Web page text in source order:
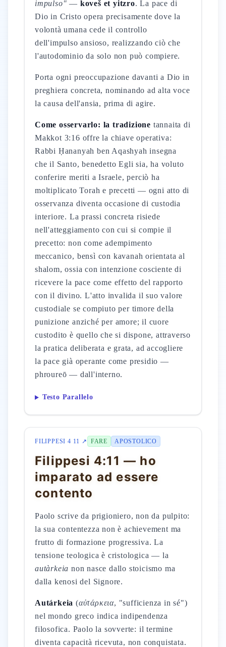
impulso" — koveš et yitzro. La pace di
Dio in Cristo opera precisamente dove la
volontà umana cede il controllo
dell'impulso ansioso, realizzando ciò che
l'autodominio da solo non può compiere.
Porta ogni preoccupazione davanti a Dio in
preghiera concreta, nominando ad alta voce
la causa dell'ansia, prima di agire.
Come osservarlo: la tradizione tannaita di
Makkot 3:16 offre la chiave operativa:
Rabbi Ḥananyah ben Aqashyah insegna
che il Santo, benedetto Egli sia, ha voluto
conferire meriti a Israele, perciò ha
moltiplicato Torah e precetti — ogni atto di
osservanza diventa occasione di custodia
interiore. La prassi concreta risiede
nell'atteggiamento con cui si compie il
precetto: non come adempimento
meccanico, bensì con kavanah orientata al
shalom, ossia con intenzione cosciente di
ricevere la pace come effetto del rapporto
con il divino. L'atto invalida il suo valore
custodiale se compiuto per timore della
punizione anziché per amore; il cuore
custodito è quello che si dispone, attraverso
la pratica deliberata e grata, ad accogliere
la pace già operante come presidio —
phroureō — dall'interno.
Testo Parallelo
FILIPPESI 4 11 ↗ FARE APOSTOLICO
Filippesi 4:11 — ho
imparato ad essere
contento
Paolo scrive da prigioniero, non da pulpito:
la sua contentezza non è achievement ma
frutto di formazione progressiva. La
tensione teologica è cristologica — la
autàrkeia non nasce dallo stoicismo ma
dalla kenosi del Signore.
Autárkeia (αὐτάρκεια, "sufficienza in sé")
nel mondo greco indica indipendenza
filosofica. Paolo la sovverte: il termine
diventa capacità ricevuta, non conquistata.